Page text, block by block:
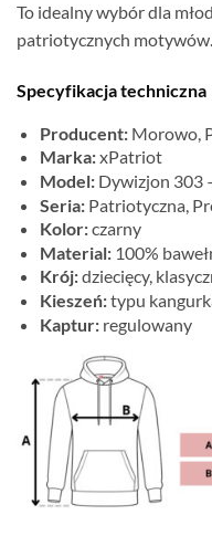
To idealny wybór dla
patriotycznych motywów.
Specyfikacja techniczna
Producent:Morowo,
Marka:xPatriot
Model:Dywizjon 303
Seria:Patriotyczna,
Kolor:czarny
Material:100%
Krój:dziecięcy,
Kieszeń:typu
Kaptur:regulowany